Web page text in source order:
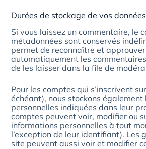
Durées de stockage de vos données
Si vous laissez un commentaire, le
métadonnées sont conservés
permet de reconnaître et approuver
automatiquement les
de les laisser dans la file de
Pour les comptes qui s’inscrivent
échéant), nous stockons également
personnelles indiquées dans leur
comptes peuvent voir, modifier ou
informations personnelles à tout
l’exception de leur identifiant). Les
site peuvent aussi voir et modifier